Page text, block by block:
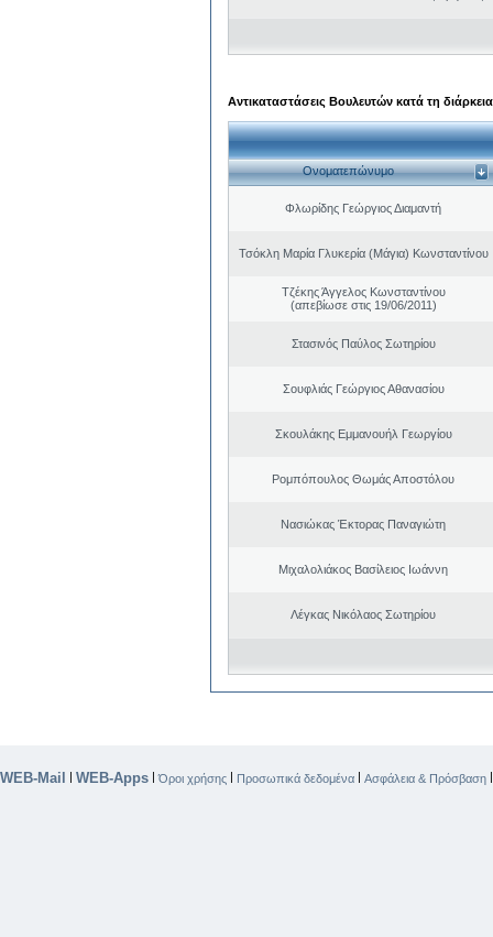
Αντικαταστάσεις Βουλευτών κατά τη
Ονοματεπώνυμο
Φλωρίδης Γεώργιος Διαμαντή
Τσόκλη Μαρία Γλυκερία (Μάγια) Κωνσταντίνου
Τζέκης Άγγελος Κωνσταντίνου
(απεβίωσε στις 19/06/2011)
Στασινός Παύλος Σωτηρίου
Σουφλιάς Γεώργιος Αθανασίου
Σκουλάκης Εμμανουήλ Γεωργίου
Ρομπόπουλος Θωμάς Αποστόλου
Νασιώκας Έκτορας Παναγιώτη
Μιχαλολιάκος Βασίλειος Ιωάννη
Λέγκας Νικόλαος Σωτηρίου
WEB-Mail | WEB-Apps |Όροι χρήσης | Προσωπικά δεδομένα | Ασφάλεια & Πρόσβαση